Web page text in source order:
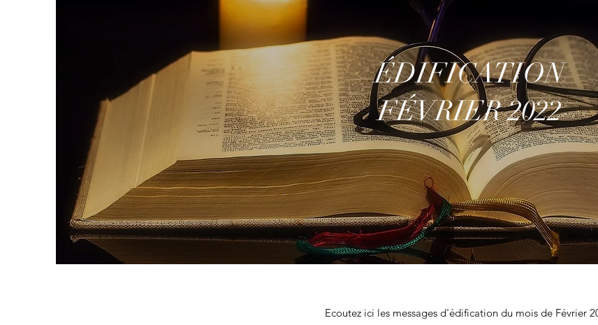
ÉDIFICATION
FÉVRIER 2022
Ecoutez ici les messages d'édification du mois de Février